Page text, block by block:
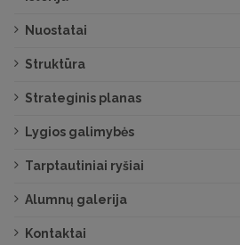
Nuostatai
Struktūra
Strateginis planas
Lygios galimybės
Tarptautiniai ryšiai
Alumnų galerija
Kontaktai